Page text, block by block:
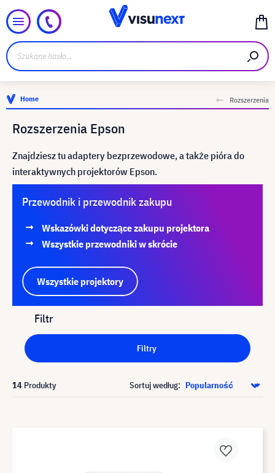
Home Rozszerzenia
Rozszerzenia Epson
Znajdziesz tu adaptery bezprzewodowe, a także pióra do
interaktywnych projektorów Epson.
Przewodnik i przewodnik zakupu
Wskazówki dotyczące zakupu projektora
Wszystkie przewodniki w skrócie
Wszystkie projektory
Filtr
Filtry
14 Produkty Sortuj według: